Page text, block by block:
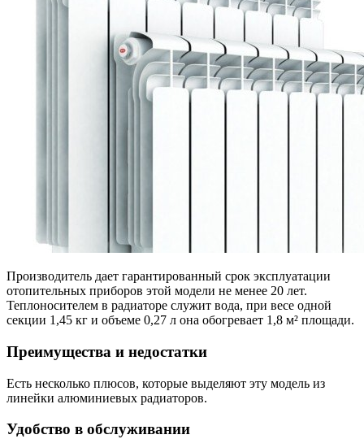
Производитель дает гарантированный срок эксплуатации
отопительных приборов этой модели не менее 20 лет.
Теплоносителем в радиаторе служит вода, при весе одной
секции 1,45 кг и объеме 0,27 л она обогревает 1,8 м² площади.
Преимущества и недостатки
Есть несколько плюсов, которые выделяют эту модель из
линейки алюминиевых радиаторов.
Удобство в обслуживании